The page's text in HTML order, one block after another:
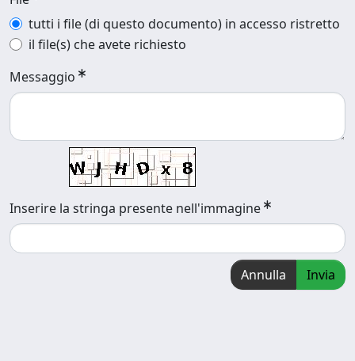
tutti i file (di questo documento) in accesso ristretto
il file(s) che avete richiesto
Messaggio
Inserire la stringa presente nell'immagine
Annulla Invia